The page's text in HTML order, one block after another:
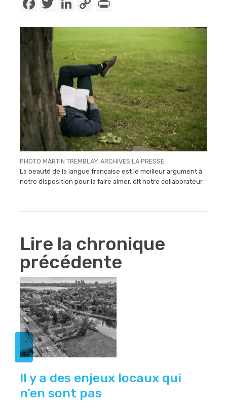
Link
PHOTO MARTIN TREMBLAY, ARCHIVES LA PRESSE
La beauté de la langue française est le meilleur argument à
notre disposition pour la faire aimer, dit notre collaborateur.
Lire la chronique
précédente
Il y a des enjeux locaux qui
n’en sont pas